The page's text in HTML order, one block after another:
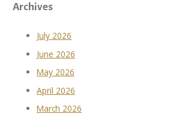
Archives
July 2026
June 2026
May 2026
April 2026
March 2026